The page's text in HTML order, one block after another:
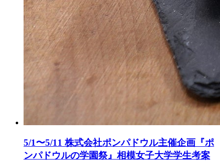
5/1〜5/11 株式会社ポンパドウル主催企画『ポ
ンパドウルの学園祭』相模⼥⼦⼤学学⽣考案